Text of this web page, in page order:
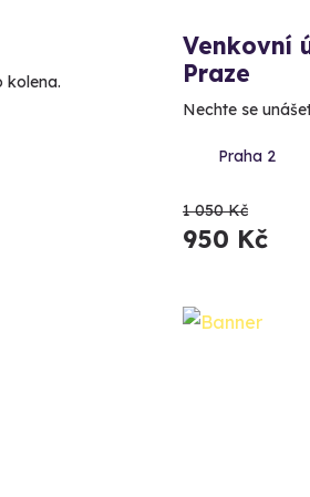
kolena.
Venkovní
Praze
Nechte se
Praha 2
1 050 Kč
950 Kč